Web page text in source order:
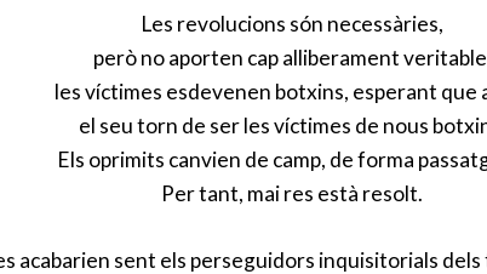
Les revolucions són necessàries,
però no aporten cap alliberament
les víctimes esdevenen botxins, esperant que
el seu torn de ser les víctimes de nous
Els oprimits canvien de camp, de forma
Per tant, mai res està resolt.
acabarien sent els perseguidors inquisitorials